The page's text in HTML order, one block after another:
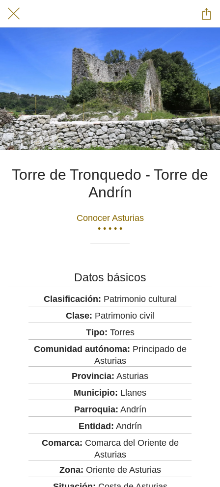
Torre de Tronquedo - Torre de
Andrín
Conocer Asturias
• • • • •
Datos básicos
Clasificación: Patrimonio cultural
Clase: Patrimonio civil
Tipo: Torres
Comunidad autónoma: Principado de
Asturias
Provincia: Asturias
Municipio: Llanes
Parroquia: Andrín
Entidad: Andrín
Comarca: Comarca del Oriente de
Asturias
Zona: Oriente de Asturias